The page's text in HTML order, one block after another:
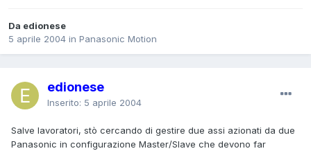
Da edionese
5 aprile 2004 in Panasonic Motion
edionese
Inserito: 5 aprile 2004
Salve lavoratori, stò cercando di gestire due assi azionati da due
Panasonic in configurazione Master/Slave che devono far